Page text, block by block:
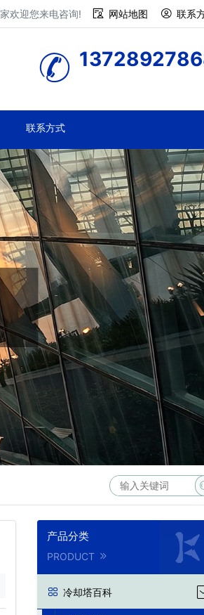
欢迎您来电咨询! 网站地图 联系
联系方式
产品分类
PRODUCT
冷却塔百科